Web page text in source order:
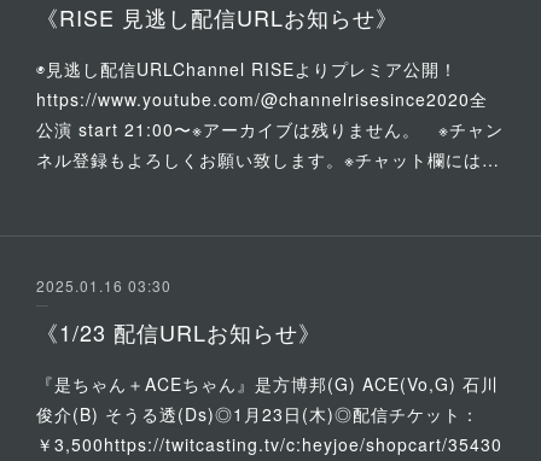
《RISE 見逃し配信URLお知らせ》
◉見逃し配信URLChannel RISEよりプレミア公開！
https://www.youtube.com/@channelrisesince2020全
公演 start 21:00〜※アーカイブは残りません。 ※チャン
ネル登録もよろしくお願い致します。※チャット欄には…
2025.01.16 03:30
《1/23 配信URLお知らせ》
『是ちゃん＋ACEちゃん』是方博邦(G) ACE(Vo,G) 石川
俊介(B) そうる透(Ds)◎1月23日(木)◎配信チケット：
￥3,500https://twitcasting.tv/c:heyjoe/shopcart/35430